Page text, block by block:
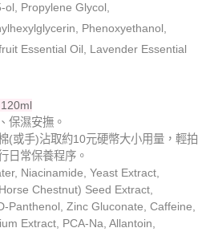
Propylene Glycol,
Phenoxyethanol,
Essential Oil, Lavender Essential
保濕安撫。
(或手)沾取約10元硬幣大小用量，輕拍
日常保養程序。
Niacinamide, Yeast Extract,
Chestnut) Seed Extract,
Panthenol, Zinc Gluconate, Caffeine,
Extract, PCA-Na, Allantoin,